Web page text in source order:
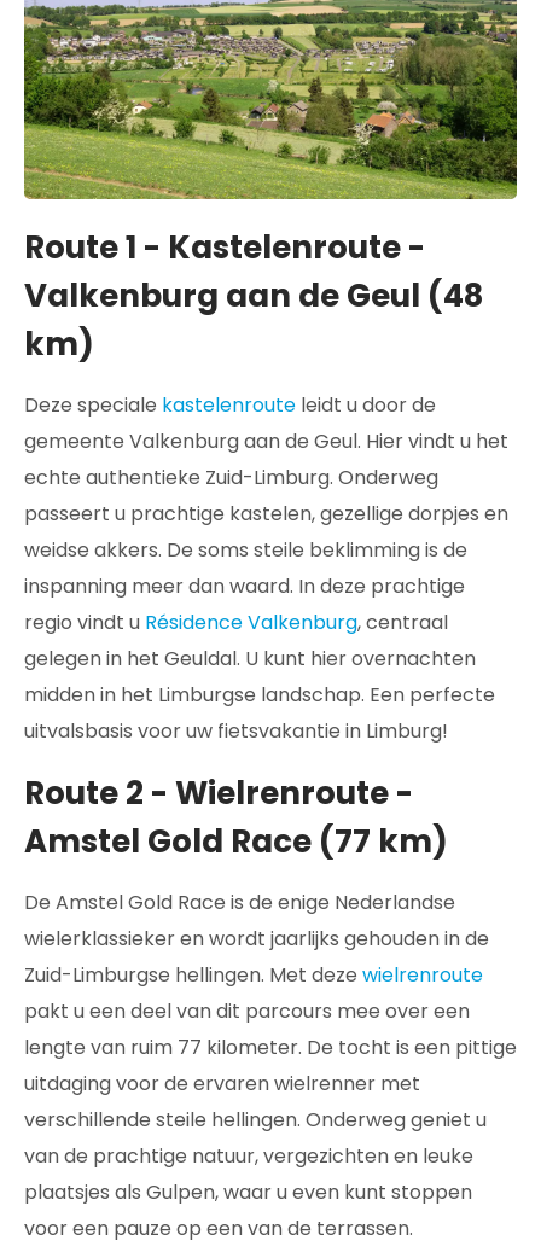
Route 1 - Kastelenroute -
Valkenburg aan de Geul (48
km)
Deze speciale kastelenroute leidt u door de
gemeente Valkenburg aan de Geul. Hier vindt u het
echte authentieke Zuid-Limburg. Onderweg
passeert u prachtige kastelen, gezellige dorpjes en
weidse akkers. De soms steile beklimming is de
inspanning meer dan waard. In deze prachtige
regio vindt u Résidence Valkenburg, centraal
gelegen in het Geuldal. U kunt hier overnachten
midden in het Limburgse landschap. Een perfecte
uitvalsbasis voor uw fietsvakantie in Limburg!
Route 2 - Wielrenroute -
Amstel Gold Race (77 km)
De Amstel Gold Race is de enige Nederlandse
wielerklassieker en wordt jaarlijks gehouden in de
Zuid-Limburgse hellingen. Met deze wielrenroute
pakt u een deel van dit parcours mee over een
lengte van ruim 77 kilometer. De tocht is een pittige
uitdaging voor de ervaren wielrenner met
verschillende steile hellingen. Onderweg geniet u
van de prachtige natuur, vergezichten en leuke
plaatsjes als Gulpen, waar u even kunt stoppen
voor een pauze op een van de terrassen.